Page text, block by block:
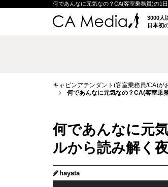
何であんなに元気なの？CA(客室乗務員)の1
3000人
日本初
キャビンアテンダント(客室乗務員/CA)
何であんなに元気なの？CA(客室乗
何であんなに元
ルから読み解く
hayata